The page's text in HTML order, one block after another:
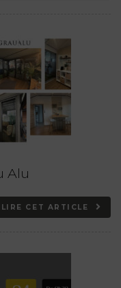
Alu
LIRE CET ARTICLE